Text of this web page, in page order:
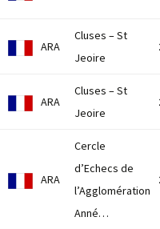
ARA
Cluses – St
Jeoire
ARA
Cluses – St
Jeoire
ARA
Cercle
d’Echecs de
l’Agglomération
Anné…